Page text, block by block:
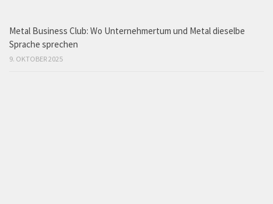
Metal Business Club: Wo Unternehmertum und Metal dieselbe
Sprache sprechen
9. OKTOBER 2025